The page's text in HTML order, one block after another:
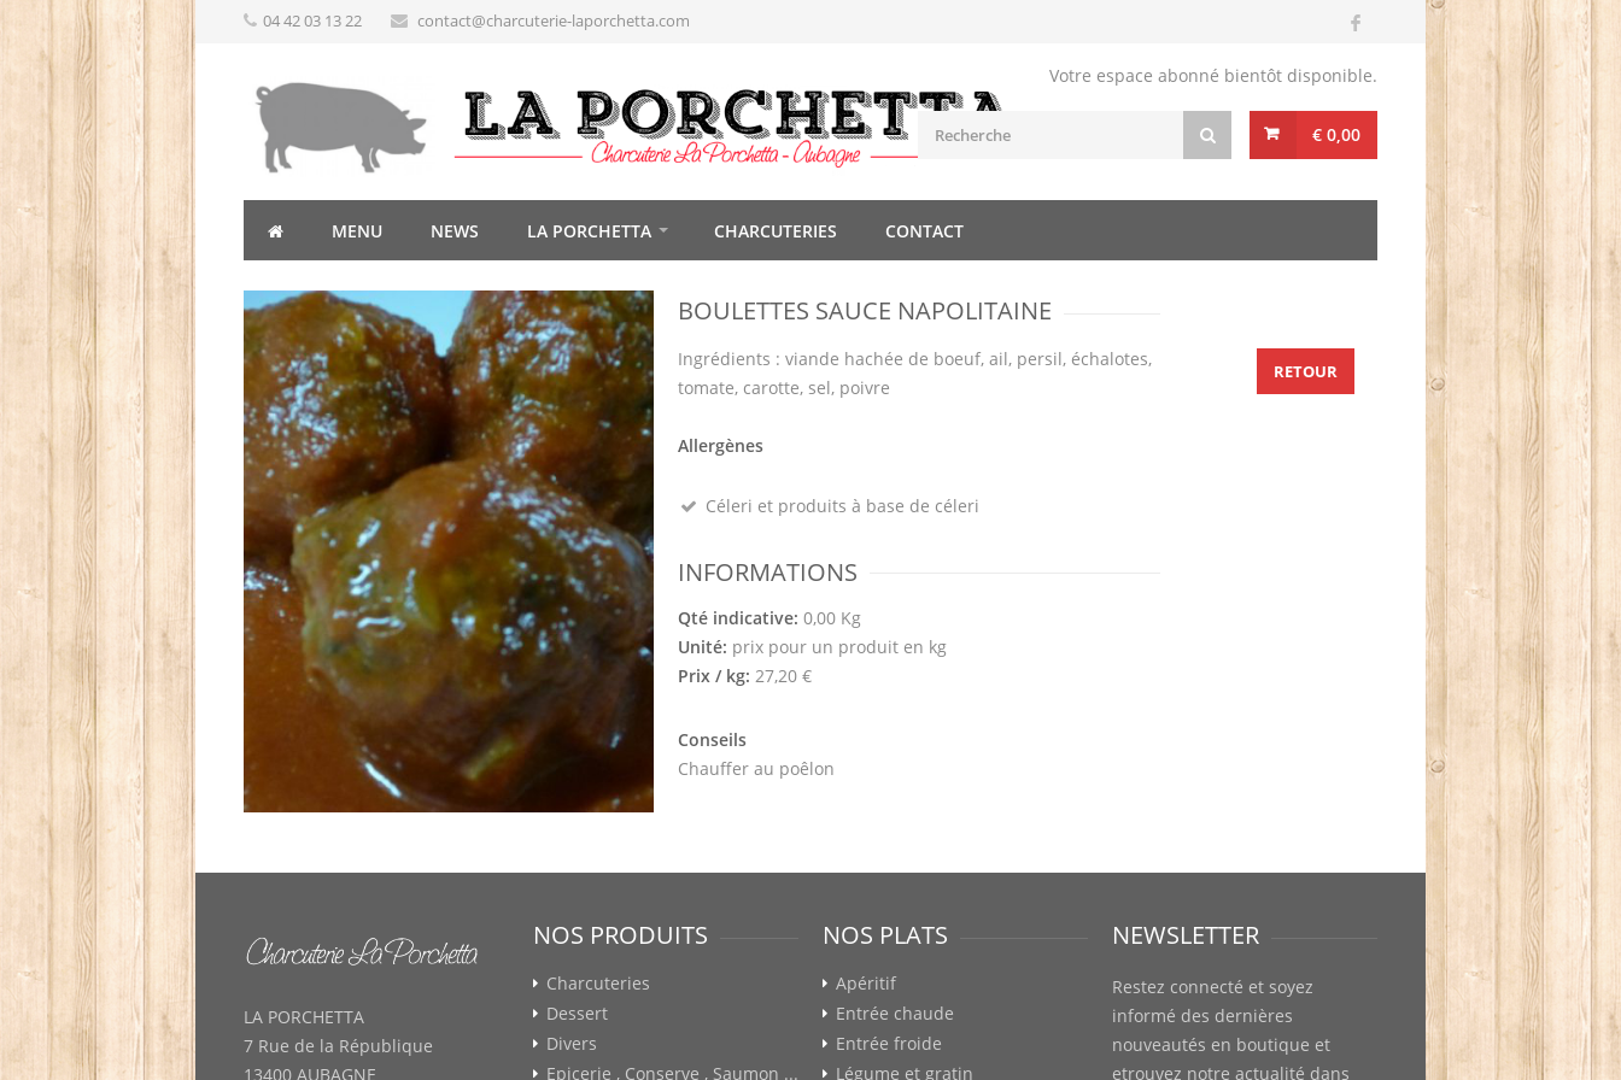
04 42 03 13 22 contact@charcuterie-laporchetta.com
Votre espace abonné bientôt disponible.
€ 0,00
MENU NEWS LA PORCHETTA CHARCUTERIES CONTACT
BOULETTES SAUCE NAPOLITAINE
Ingrédients : viande hachée de boeuf, ail, persil, échalotes,
tomate, carotte, sel, poivre
Allergènes
Céleri et produits à base de céleri
INFORMATIONS
Qté indicative: 0,00 Kg
Unité: prix pour un produit en kg
Prix / kg: 27,20 €
Conseils
Chauffer au poêlon
RETOUR
LA PORCHETTA
7 Rue de la République
13400 AUBAGNE
NOS PRODUITS
Charcuteries
Dessert
Divers
Epicerie , Conserve , Saumon ...
NOS PLATS
Apéritif
Entrée chaude
Entrée froide
Légume et gratin
NEWSLETTER
Restez connecté et soyez
informé des dernières
nouveautés en boutique et
etrouvez notre actualité dans